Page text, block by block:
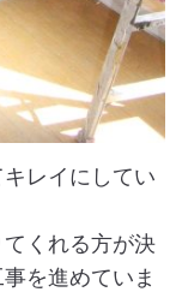
レイにしてい
くれる方が決
を進めていま